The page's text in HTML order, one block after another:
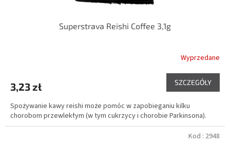
Superstrava Reishi Coffee 3,1g
wynosi
na
5
gwiazdek.
Wyprzedane
3,23 zł SZCZEGÓŁY
Spożywanie kawy reishi może pomóc w zapobieganiu kilku
chorobom przewlekłym (w tym cukrzycy i chorobie Parkinsona).
Kod : 2948